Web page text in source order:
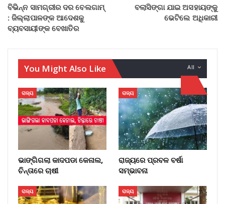
ବିଭିନ୍ନ ସାମଗ୍ରୀର ଦର ବେଲଗାମ୍
: ଜିଲ୍ଲାପାଳଙ୍କ ଆଦେଶକୁ
ବ୍ୟବସାୟୀଙ୍କ ବେଖାତିର
ବଲାସିଙ୍ଗା ଯାଇ ଅସହାୟଙ୍କୁ
ଭେଟିଲେ ଅଧିକାରୀ
All
You Might Also Like
ରାଜ୍ୟ
ଭାଙ୍ଗିଗଲା କାଦପଡା କେନାଲ,
ଚିନ୍ତାରେ ଚାଷୀ
ରାଜ୍ୟ
ରାଜ୍ୟରେ ପ୍ରବଳ ବର୍ଷା
ସମ୍ଭାବନା
ରାଜ୍ୟ ରାଜ୍ୟ